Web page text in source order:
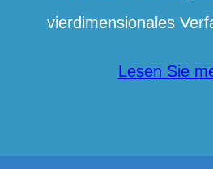
vierdimensionales
Lesen Sie